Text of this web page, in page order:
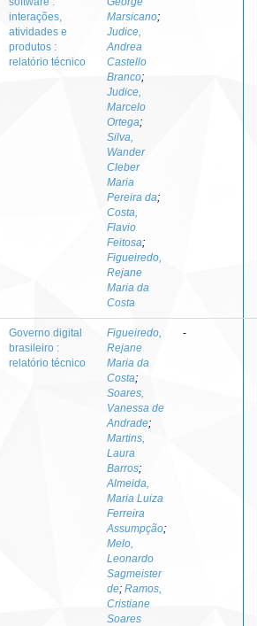
interações,
atividades e
produtos :
relatório técnico
Marsicano;
Judice,
Andrea
Castello
Branco;
Judice,
Marcelo
Ortega;
Silva,
Wander
Cleber
Maria
Pereira da;
Costa,
Flavio
Feitosa;
Figueiredo,
Rejane
Maria da
Costa
Governo digital
brasileiro :
relatório técnico
Figueiredo,
Rejane
Maria da
Costa;
Soares,
Vanessa de
Andrade;
Martins,
Laura
Barros;
Almeida,
Maria Luiza
Ferreira
Assumpção;
Melo,
Leonardo
Sagmeister
de; Ramos,
Cristiane
Soares
-